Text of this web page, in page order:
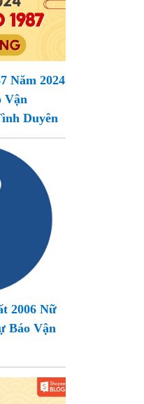
Năm 2024
Vận
Duyên
2006 Nữ
Báo Vận